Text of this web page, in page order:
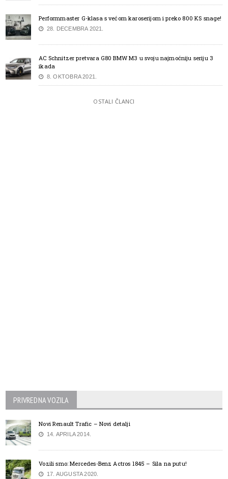
Performmaster G-klasa s većom karoserijom i preko 800 KS snage!
28. DECEMBRA 2021.
AC Schnitzer pretvara G80 BMW M3 u svoju najmoćniju seriju 3
ikada
8. OKTOBRA 2021.
OSTALI ČLANCI
PRIVREDNA VOZILA
Novi Renault Trafic – Novi detalji
14. APRILA 2014.
Vozili smo: Mercedes-Benz Actros 1845 – Sila na putu!
17. AUGUSTA 2020.